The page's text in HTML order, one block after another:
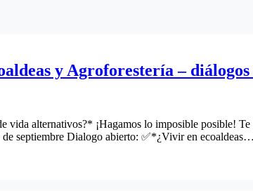
y Agroforestería –
vida alternativos?* ¡Hagamos lo imposible
septiembre Dialogo abierto: ✅*¿Vivir en ecoaldeas…